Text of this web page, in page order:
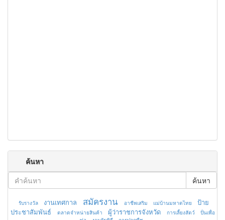
ค้นหา
ค้นหา
รับรางวัล งานเทศกาล สมัครงาน อาชีพเสริม แม่บ้านมหาดไทย
ป้าย
ประชาสัมพันธ์
ตลาดจำหน่ายสินค้า ผู้ว่าราชการจังหวัด การเลี้ยงสัตว์
ปั่นเพื่อ